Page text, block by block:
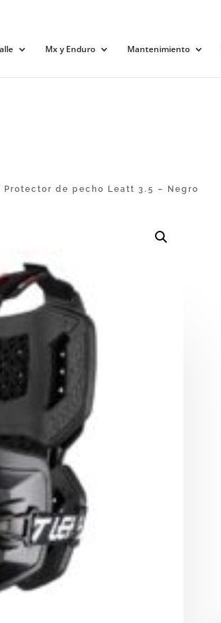
Mx y Enduro Mantenimiento
de pecho Leatt 3.5 – Negro